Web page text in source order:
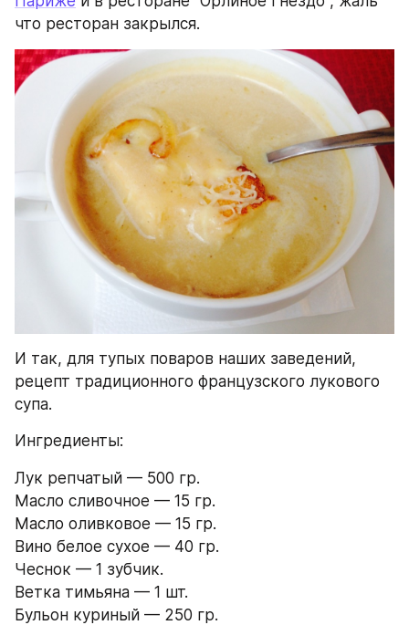
что ресторан закрылся.
И так, для тупых поваров наших заведений,
рецепт традиционного французского лукового
супа.
Ингредиенты:
Лук репчатый — 500 гр.
Масло сливочное — 15 гр.
Масло оливковое — 15 гр.
Вино белое сухое — 40 гр.
Чеснок — 1 зубчик.
Ветка тимьяна — 1 шт.
Бульон куриный — 250 гр.